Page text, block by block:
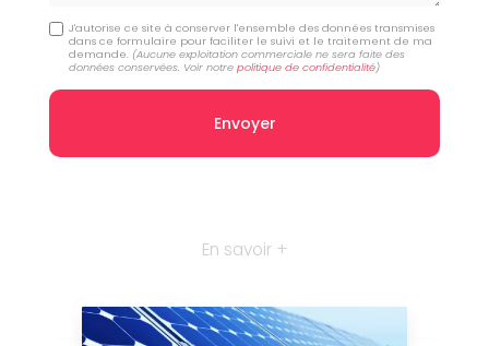
J'autorise ce site à conserver l'ensemble des données transmises
dans ce formulaire pour faciliter le suivi et le traitement de ma
demande. (Aucune exploitation commerciale ne sera faite des
données conservées. Voir notrepolitique de confidentialité)
En savoir +